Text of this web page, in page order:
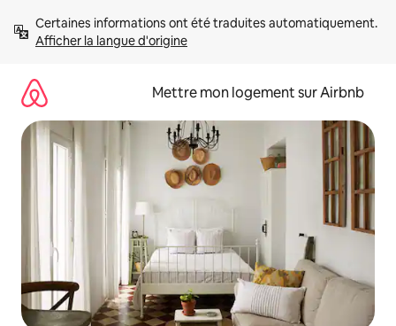
directement
Afficher la langue d'origine
Mettre mon logement sur Airbnb